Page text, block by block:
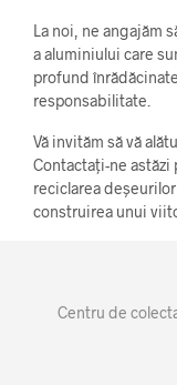
La noi, ne angajăm
a aluminiului care
profund
responsabilitate.
Vă invităm să vă
Contactați-ne
reciclarea
construirea unui
Centru de